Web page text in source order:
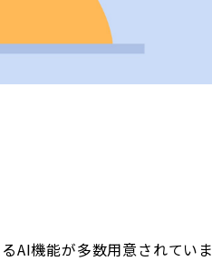
AI機能が多数用意されていま